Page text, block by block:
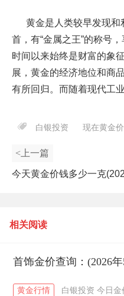
黄金是人类较早发现
首，有“金属之王”的称号
时间以来始终是财富的象
展，黄金的经济地位和商
有所回归。而随着现代工
白银投资 现在黄金
<上一篇
今天黄金价钱多少一克
相关阅读
首饰金价查询：(2026
黄金行情 白银投资 今日金